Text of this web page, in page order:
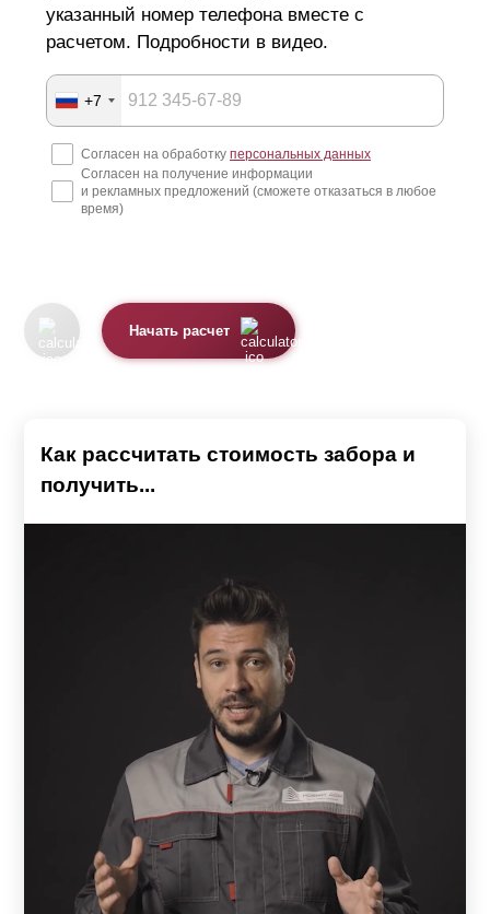
указанный номер телефона вместе с
расчетом. Подробности в видео.
+7
Согласен на обработку персональных данных
Согласен на получение информации
и рекламных предложений (сможете отказаться в любое
время)
Начать расчет
Как рассчитать стоимость забора и
получить...